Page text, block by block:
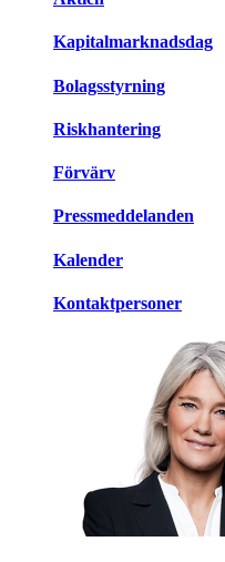
Kapitalmarknadsdag
Bolagsstyrning
Riskhantering
Förvärv
Pressmeddelanden
Kalender
Kontaktpersoner